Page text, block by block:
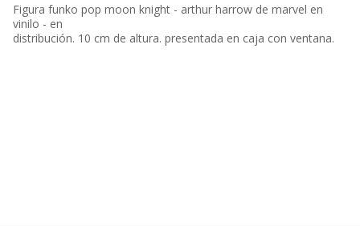
Figura funko pop moon knight - arthur harrow de marvel en
vinilo - en
distribución. 10 cm de altura. presentada en caja con ventana.